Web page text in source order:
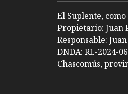
El Suplente,
Propietario: Juan
Responsable:
DNDA: RL-2024-
Chascomús,